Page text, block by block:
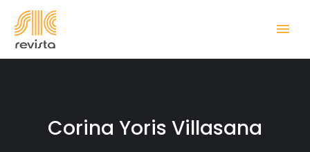
Corina Yoris Villasana